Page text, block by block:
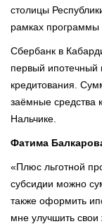
столицы
рамках
Сбербанк в
первый ипотечный
кредитования.
заёмные средства
Нальчике.
Фатима
«Плюс льготной
субсидии можно
также оформить
мне улучшить